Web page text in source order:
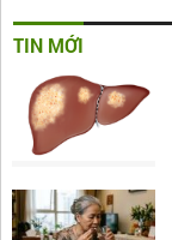
TIN MỚI